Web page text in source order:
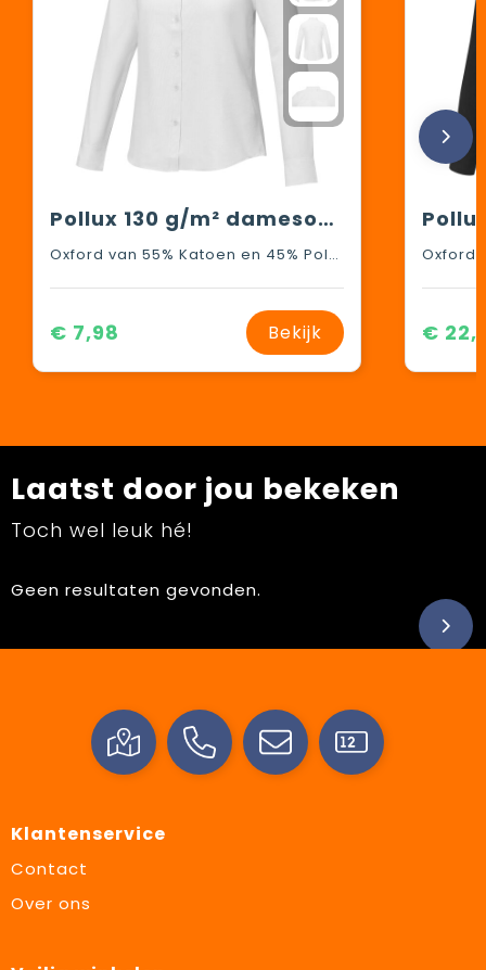
Pollux 130 g/m² damesoverhemd met lange mouwen
Oxford van 55% Katoen en 45% Polyester, 130 g/m2
€ 7,98 Bekijk €
Laatst door jou bekeken
Toch wel leuk hé!
Geen resultaten gevonden.
Klantenservice
Contact
Over ons